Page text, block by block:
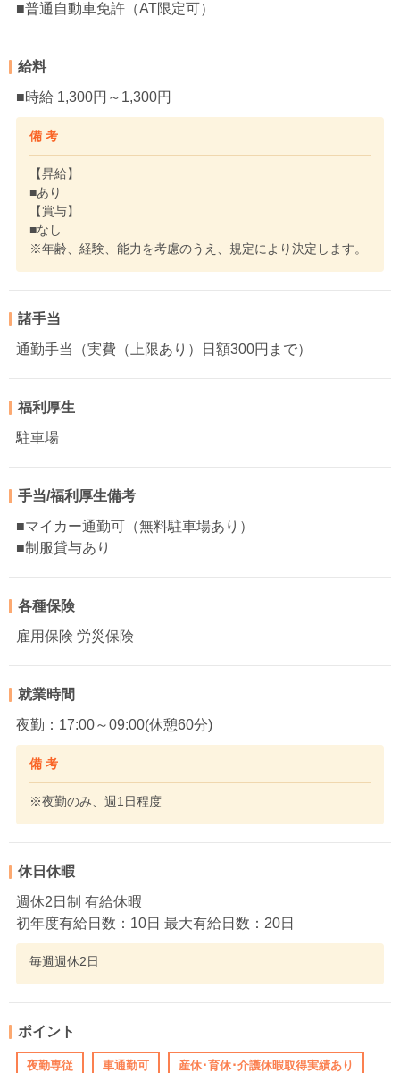
■普通自動車免許（AT限定可）
給料
■時給 1,300円～1,300円
備 考
【昇給】
■あり
【賞与】
■なし
※年齢、経験、能力を考慮のうえ、規定により決定します。
諸手当
通勤手当（実費（上限あり）日額300円まで）
福利厚生
駐車場
手当/福利厚生備考
■マイカー通勤可（無料駐車場あり）
■制服貸与あり
各種保険
雇用保険 労災保険
就業時間
夜勤：17:00～09:00(休憩60分)
備 考
※夜勤のみ、週1日程度
休日休暇
週休2日制 有給休暇
初年度有給日数：10日 最大有給日数：20日
毎週週休2日
ポイント
夜勤専従 車通勤可 産休･育休･介護休暇取得実績あり